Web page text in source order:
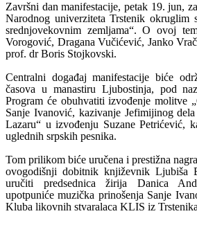
Završni dan manifestacije, petak 19. jun,
Narodnog univerziteta Trstenik okruglim
srednjovekovnim zemljama“. O ovoj
Vorogović, Dragana Vučićević, Janko
prof. dr Boris Stojkovski.
Centralni događaj manifestacije biće
časova u manastiru Ljubostinja, pod
Program će obuhvatiti izvođenje molitve
Sanje Ivanović, kazivanje Jefimijinog
Lazaru“ u izvođenju Suzane Petrićević,
uglednih srpskih pesnika.
Tom prilikom biće uručena i prestižna
ovogodišnji dobitnik književnik Ljubiša
uručiti predsednica žirija Danica
upotpuniće muzička prinošenja Sanje
Kluba likovnih stvaralaca KLIS iz